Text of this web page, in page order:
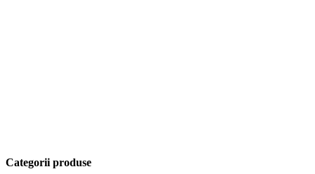
Categorii produse